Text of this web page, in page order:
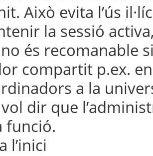
Això evita l’ús
la sessió
és recomanable
compartit p.ex.
a la
vol dir que
funció.
l’inici